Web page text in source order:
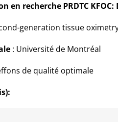
en recherche PRDTC
generation tissue
: Université de Montréal
de qualité optimale